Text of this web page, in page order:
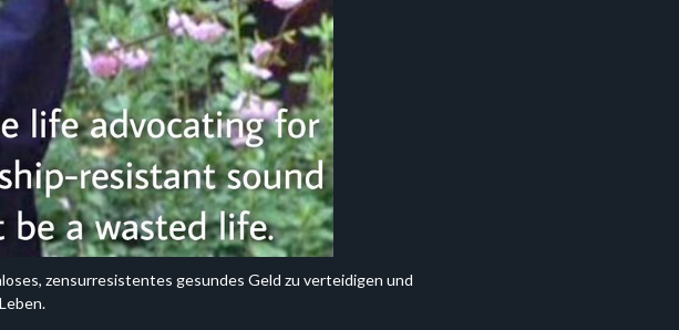
zensurresistentes gesundes Geld zu verteidigen und